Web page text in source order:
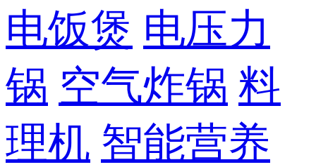
电饭煲 电压力
锅 空气炸锅 料
理机 智能营养